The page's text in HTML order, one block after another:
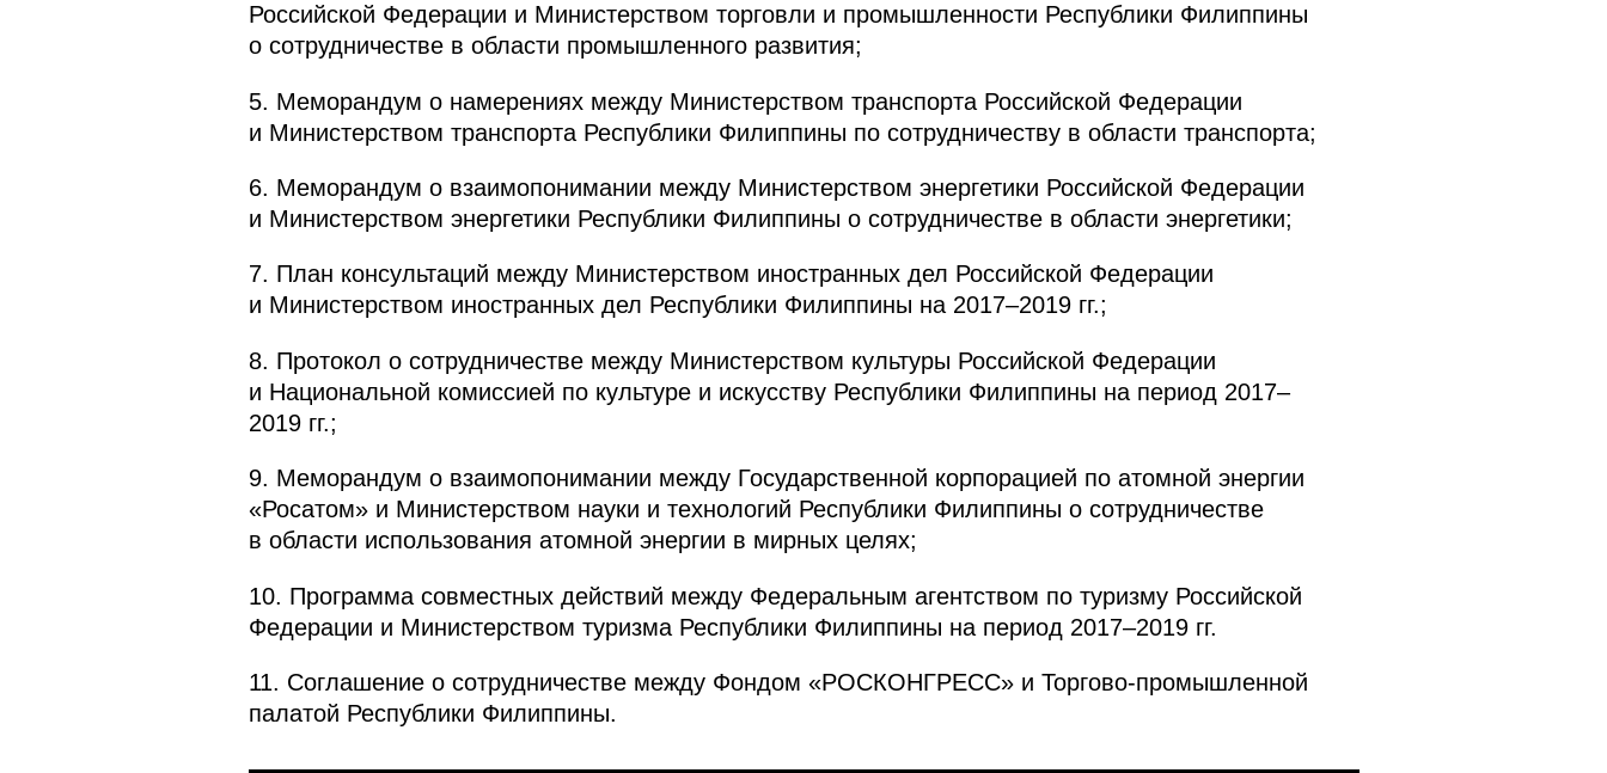
Российской Федерации и Министерством торговли и промышленности Республики Филиппины
о сотрудничестве в области промышленного развития;
5. Меморандум о намерениях между Министерством транспорта Российской Федерации
и Министерством транспорта Республики Филиппины по сотрудничеству в области транспорта;
6. Меморандум о взаимопонимании между Министерством энергетики Российской Федерации
и Министерством энергетики Республики Филиппины о сотрудничестве в области энергетики;
7. План консультаций между Министерством иностранных дел Российской Федерации
и Министерством иностранных дел Республики Филиппины на 2017–2019 гг.;
8. Протокол о сотрудничестве между Министерством культуры Российской Федерации
и Национальной комиссией по культуре и искусству Республики Филиппины на период 2017–
2019 гг.;
9. Меморандум о взаимопонимании между Государственной корпорацией по атомной энергии
«Росатом» и Министерством науки и технологий Республики Филиппины о сотрудничестве
в области использования атомной энергии в мирных целях;
10. Программа совместных действий между Федеральным агентством по туризму Российской
Федерации и Министерством туризма Республики Филиппины на период 2017–2019 гг.
11. Соглашение о сотрудничестве между Фондом «РОСКОНГРЕСС» и Торгово-промышленной
палатой Республики Филиппины.